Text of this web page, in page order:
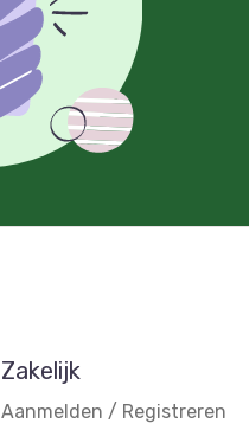
Zakelijk
Aanmelden / Registreren